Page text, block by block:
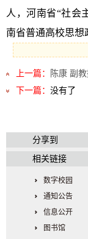
人，河南省“社会
南省普通高校思想
上一篇：
陈康 副
下一篇： 没有了
分享到
相关链接
数字校园
通知公告
信息公开
图书馆